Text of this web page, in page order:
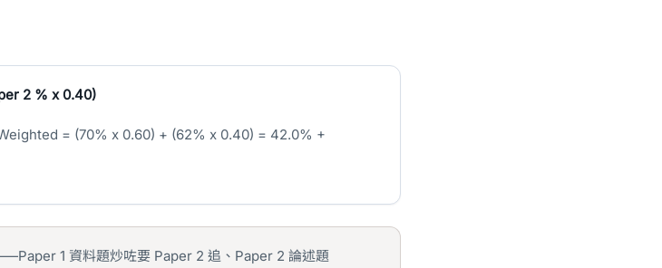
2 % x 0.40)
= (70% x 0.60) + (62% x 0.40) = 42.0% +
1 資料題炒咗要 Paper 2 追、Paper 2 論述題